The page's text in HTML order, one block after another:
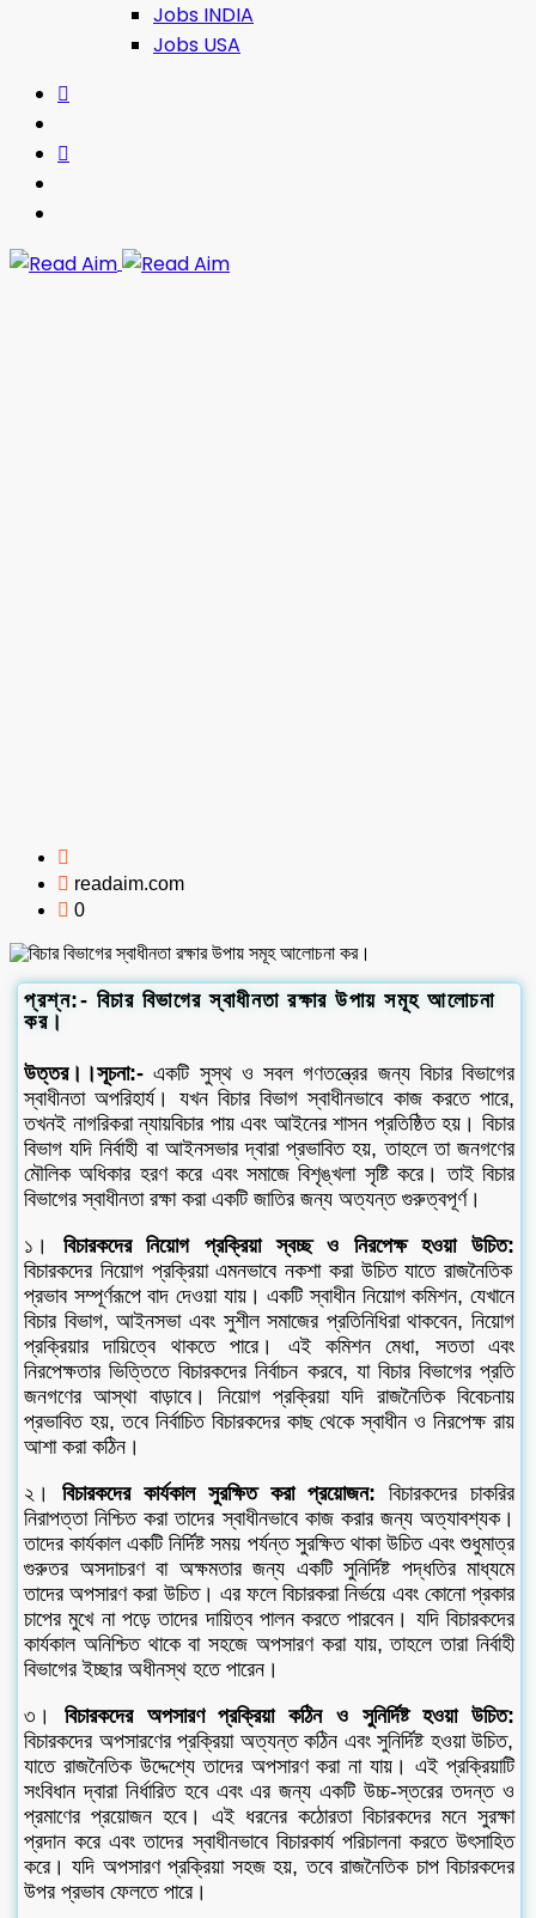
Jobs INDIA
Jobs USA
Read Aim
readaim.com
0
প্রশ্ন:- বিচার বিভাগের স্বাধীনতা রক্ষার উপায় সমূহ আলোচনা
কর।
উত্তর।।সূচনা:- একটি সুস্থ ও সবল গণতন্ত্রের জন্য বিচার বিভাগের
স্বাধীনতা অপরিহার্য। যখন বিচার বিভাগ স্বাধীনভাবে কাজ করতে পারে,
তখনই নাগরিকরা ন্যায়বিচার পায় এবং আইনের শাসন প্রতিষ্ঠিত হয়। বিচার
বিভাগ যদি নির্বাহী বা আইনসভার দ্বারা প্রভাবিত হয়, তাহলে তা জনগণের
মৌলিক অধিকার হরণ করে এবং সমাজে বিশৃঙ্খলা সৃষ্টি করে। তাই বিচার
বিভাগের স্বাধীনতা রক্ষা করা একটি জাতির জন্য অত্যন্ত গুরুত্বপূর্ণ।
১। বিচারকদের নিয়োগ প্রক্রিয়া স্বচ্ছ ও নিরপেক্ষ হওয়া উচিত:
বিচারকদের নিয়োগ প্রক্রিয়া এমনভাবে নকশা করা উচিত যাতে রাজনৈতিক
প্রভাব সম্পূর্ণরূপে বাদ দেওয়া যায়। একটি স্বাধীন নিয়োগ কমিশন, যেখানে
বিচার বিভাগ, আইনসভা এবং সুশীল সমাজের প্রতিনিধিরা থাকবেন, নিয়োগ
প্রক্রিয়ার দায়িত্বে থাকতে পারে। এই কমিশন মেধা, সততা এবং
নিরপেক্ষতার ভিত্তিতে বিচারকদের নির্বাচন করবে, যা বিচার বিভাগের প্রতি
জনগণের আস্থা বাড়াবে। নিয়োগ প্রক্রিয়া যদি রাজনৈতিক বিবেচনায়
প্রভাবিত হয়, তবে নির্বাচিত বিচারকদের কাছ থেকে স্বাধীন ও নিরপেক্ষ রায়
আশা করা কঠিন।
২। বিচারকদের কার্যকাল সুরক্ষিত করা প্রয়োজন: বিচারকদের চাকরির
নিরাপত্তা নিশ্চিত করা তাদের স্বাধীনভাবে কাজ করার জন্য অত্যাবশ্যক।
তাদের কার্যকাল একটি নির্দিষ্ট সময় পর্যন্ত সুরক্ষিত থাকা উচিত এবং শুধুমাত্র
গুরুতর অসদাচরণ বা অক্ষমতার জন্য একটি সুনির্দিষ্ট পদ্ধতির মাধ্যমে
তাদের অপসারণ করা উচিত। এর ফলে বিচারকরা নির্ভয়ে এবং কোনো প্রকার
চাপের মুখে না পড়ে তাদের দায়িত্ব পালন করতে পারবেন। যদি বিচারকদের
কার্যকাল অনিশ্চিত থাকে বা সহজে অপসারণ করা যায়, তাহলে তারা নির্বাহী
বিভাগের ইচ্ছার অধীনস্থ হতে পারেন।
৩। বিচারকদের অপসারণ প্রক্রিয়া কঠিন ও সুনির্দিষ্ট হওয়া উচিত:
বিচারকদের অপসারণের প্রক্রিয়া অত্যন্ত কঠিন এবং সুনির্দিষ্ট হওয়া উচিত,
যাতে রাজনৈতিক উদ্দেশ্যে তাদের অপসারণ করা না যায়। এই প্রক্রিয়াটি
সংবিধান দ্বারা নির্ধারিত হবে এবং এর জন্য একটি উচ্চ-স্তরের তদন্ত ও
প্রমাণের প্রয়োজন হবে। এই ধরনের কঠোরতা বিচারকদের মনে সুরক্ষা
প্রদান করে এবং তাদের স্বাধীনভাবে বিচারকার্য পরিচালনা করতে উৎসাহিত
করে। যদি অপসারণ প্রক্রিয়া সহজ হয়, তবে রাজনৈতিক চাপ বিচারকদের
উপর প্রভাব ফেলতে পারে।